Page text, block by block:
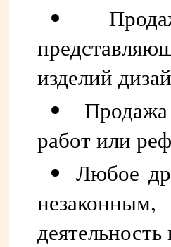
изделий
работ или
Любое
незаконным,